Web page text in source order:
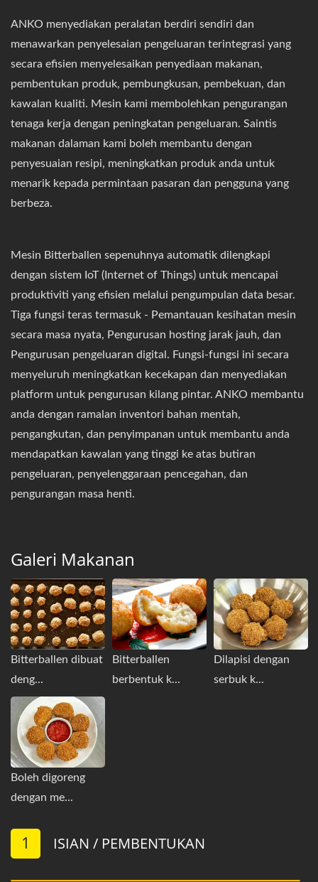
ANKO menyediakan peralatan berdiri sendiri dan
menawarkan penyelesaian pengeluaran terintegrasi yang
secara efisien menyelesaikan penyediaan makanan,
pembentukan produk, pembungkusan, pembekuan, dan
kawalan kualiti. Mesin kami membolehkan pengurangan
tenaga kerja dengan peningkatan pengeluaran. Saintis
makanan dalaman kami boleh membantu dengan
penyesuaian resipi, meningkatkan produk anda untuk
menarik kepada permintaan pasaran dan pengguna yang
berbeza.
Mesin Bitterballen sepenuhnya automatik dilengkapi
dengan sistem IoT (Internet of Things) untuk mencapai
produktiviti yang efisien melalui pengumpulan data besar.
Tiga fungsi teras termasuk - Pemantauan kesihatan mesin
secara masa nyata, Pengurusan hosting jarak jauh, dan
Pengurusan pengeluaran digital. Fungsi-fungsi ini secara
menyeluruh meningkatkan kecekapan dan menyediakan
platform untuk pengurusan kilang pintar. ANKO membantu
anda dengan ramalan inventori bahan mentah,
pengangkutan, dan penyimpanan untuk membantu anda
mendapatkan kawalan yang tinggi ke atas butiran
pengeluaran, penyelenggaraan pencegahan, dan
pengurangan masa henti.
Galeri Makanan
Bitterballen dibuat
deng...
Bitterballen
berbentuk k...
Dilapisi dengan
serbuk k...
Boleh digoreng
dengan me...
1 ISIAN / PEMBENTUKAN